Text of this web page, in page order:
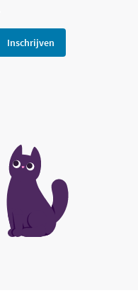
Inschrijven